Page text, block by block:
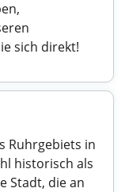
sich direkt!
Ruhrgebiets in
historisch als
Stadt, die an